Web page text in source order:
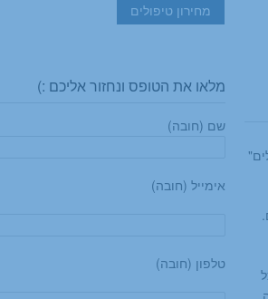
מחירון טיפולים
מלאו את הטופס ונחזור אליכם :)
שם (חובה)
אימייל (חובה)
טלפון (חובה)